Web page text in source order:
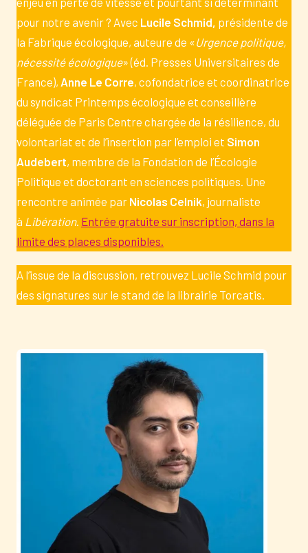
pour notre avenir ? Avec Lucile Schmid, présidente de
la Fabrique écologique, auteure de «Urgence politique,
nécessité écologique» (éd. Presses Universitaires de
France), Anne Le Corre, cofondatrice et coordinatrice
du syndicat Printemps écologique et conseillère
déléguée de Paris Centre chargée de la résilience, du
volontariat et de l’insertion par l’emploi et Simon
Audebert, membre de la Fondation de l’Écologie
Politique et doctorant en sciences politiques. Une
rencontre animée par Nicolas Celnik, journaliste
à Libération. Entrée gratuite sur inscription, dans la
limite des places disponibles.
A l’issue de la discussion, retrouvez Lucile Schmid pour
des signatures sur le stand de la librairie Torcatis.